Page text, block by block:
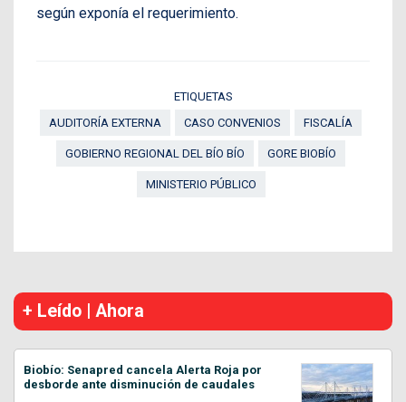
según exponía el requerimiento.
ETIQUETAS
AUDITORÍA EXTERNA
CASO CONVENIOS FISCALÍA
GOBIERNO REGIONAL DEL BÍO BÍO GORE BIOBÍO
MINISTERIO PÚBLICO
+ Leído | Ahora
Biobío: Senapred cancela Alerta Roja por
desborde ante disminución de caudales